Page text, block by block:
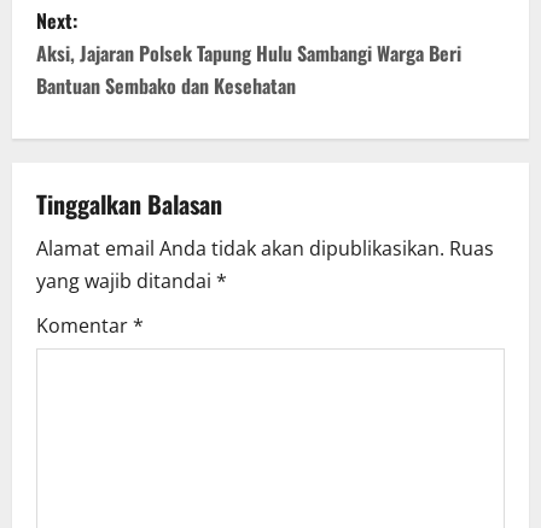
t
n
a
v
i
g
a
Next:
Aksi, Jajaran Polsek Tapung Hulu Sambangi Warga Beri
Bantuan Sembako dan Kesehatan
Tinggalkan Balasan
Alamat email Anda tidak akan dipublikasikan. Ruas
yang wajib ditandai *
Komentar*